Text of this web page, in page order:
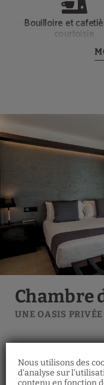
Nous utilisons des
d'analyse sur
contenu en fonction
Bouilloire et
courtoisie
Chambre
UNE OASIS